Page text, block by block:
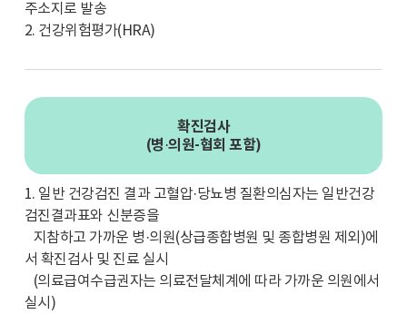
주소지로 발송
2. 건강위험평가(HRA)
확진검사
(병·의원-협회 포함)
1. 일반 건강검진 결과 고혈압·당뇨병 질환의심자는 일반건강
검진결과표와 신분증을
지참하고 가까운 병·의원(상급종합병원 및 종합병원 제외)에
서 확진검사 및 진료 실시
(의료급여수급권자는 의료전달체계에 따라 가까운 의원에서
실시)